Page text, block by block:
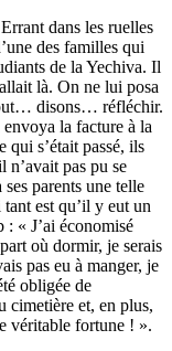
dans les ruelles
des familles qui
de la Yechiva. Il
là. On ne lui posa
disons… réfléchir.
la facture à la
s’était passé, ils
pas pu se
parents une telle
est qu’il y eut un
« J’ai économisé
où dormir, je serais
pas eu à manger, je
obligée de
cimetière et, en plus,
véritable fortune ! ».